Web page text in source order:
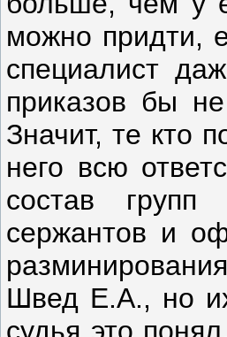
можно придти,
специалист
приказов бы
Значит, те кто
него всю
состав
сержантов и
Швед Е.А., но